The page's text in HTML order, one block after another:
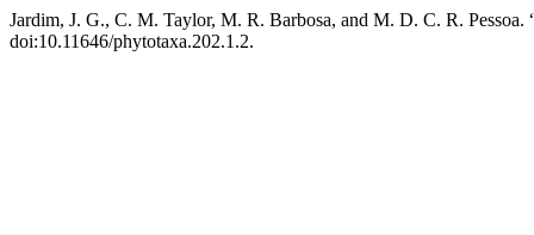
Jardim, J. G., C. M. Taylor, M. R. Barbosa, and M. D. C. R. Pessoa.
doi:10.11646/phytotaxa.202.1.2.